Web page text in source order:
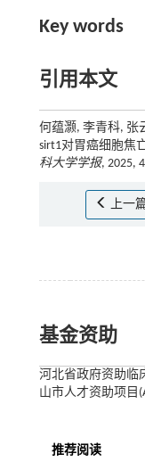
Key words
引用本文
何蕴灏, 李青科, 张
sirt1对胃癌细胞焦
科大学学报, 2025,
上一
基金资助
河北省政府资助临
山市人才资助项目